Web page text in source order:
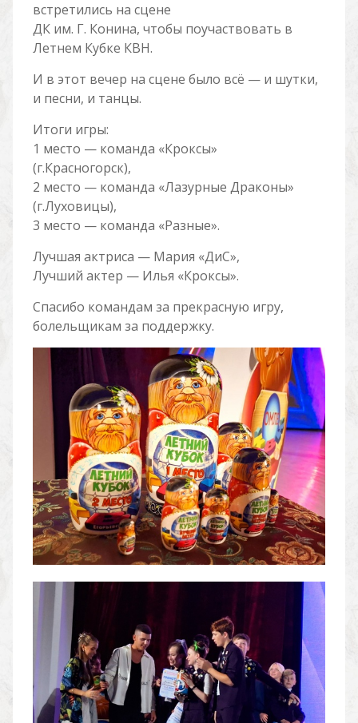
встретились на сцене
ДК им. Г. Конина, чтобы поучаствовать в
Летнем Кубке КВН.
И в этот вечер на сцене было всё — и шутки,
и песни, и танцы.
Итоги игры:
1 место — команда «Кроксы»
(г.Красногорск),
2 место — команда «Лазурные Драконы»
(г.Луховицы),
3 место — команда «Разные».
Лучшая актриса — Мария «ДиС»,
Лучший актер — Илья «Кроксы».
Спасибо командам за прекрасную игру,
болельщикам за поддержку.